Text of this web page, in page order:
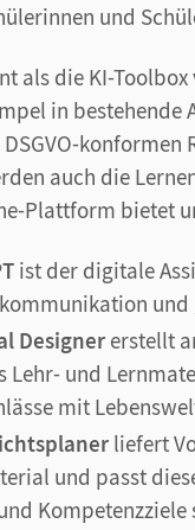
und
als die KI-
in
auch die
Plattform bietet
ist der digitale
Designer erstellt
Lehr- und
mit
liefert
und passt